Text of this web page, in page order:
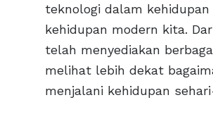
teknologi dalam
kehidupan modern kita.
telah menyediakan
melihat lebih dekat
menjalani kehidupan